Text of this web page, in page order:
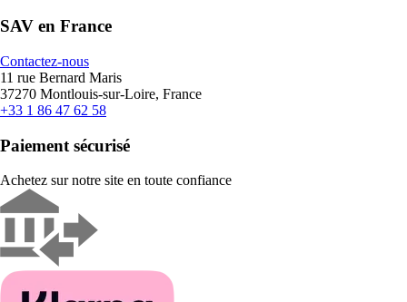
SAV en France
Contactez-nous
11 rue Bernard Maris
37270 Montlouis-sur-Loire, France
+33 1 86 47 62 58
Paiement sécurisé
Achetez sur notre site en toute confiance